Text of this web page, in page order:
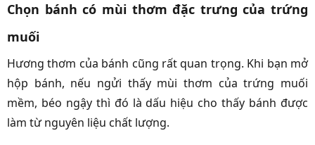
Chọn bánh có mùi thơm đặc trưng của trứng
muối
Hương thơm của bánh cũng rất quan trọng. Khi bạn mở
hộp bánh, nếu ngửi thấy mùi thơm của trứng muối
mềm, béo ngậy thì đó là dấu hiệu cho thấy bánh được
làm từ nguyên liệu chất lượng.